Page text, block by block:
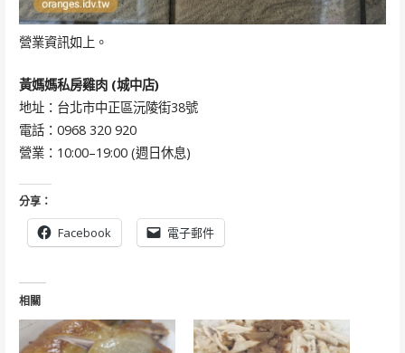
營業資訊如上。
黃媽媽私房雞肉 (城中店)
地址：台北市中正區沅陵街38號
電話：0968 320 920
營業：10:00–19:00 (週日休息)
分享：
Facebook 電子郵件
相關